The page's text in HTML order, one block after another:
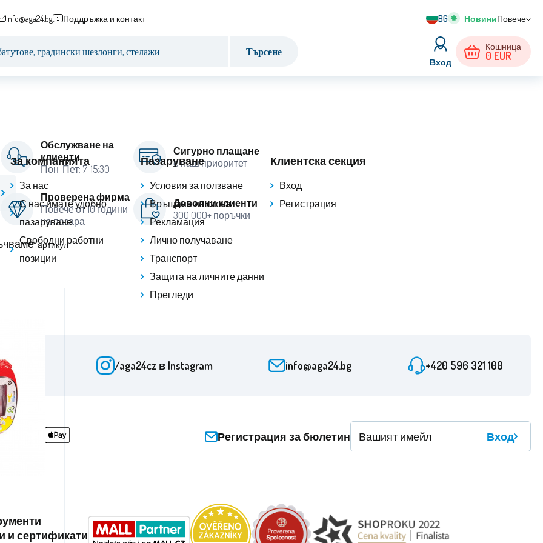
BG Повече
info@aga24.bg Поддръжка и контакт
Търсене
Вход
Кошница
0 EUR
1артикул
Обслужване на
клиенти
Пон-Пет: 7-15:30
Сигурно плащане
е наш приоритет
Проверена фирма
Повече от 10 години
на пазара
Доволни клиенти
300 000+ поръчки
За компанията
За нас
С нас имате удобно
пазаруване
Свободни работни
позиции
Пазаруване
Условия за ползване
Връщане на стока
Рекламация
Лично получаване
Транспорт
Защита на личните данни
Прегледи
Клиентска секция
Вход
Регистрация
/aga24cz в Instagram info@aga24.bg +420 596 321 100
Регистрация за бюлетин Вход
и сертификати